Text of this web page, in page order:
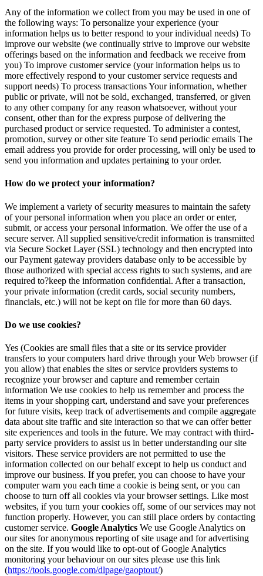
Any of the information we collect from you may be used in one of
the following ways: To personalize your experience (your
information helps us to better respond to your individual needs) To
improve our website (we continually strive to improve our website
offerings based on the information and feedback we receive from
you) To improve customer service (your information helps us to
more effectively respond to your customer service requests and
support needs) To process transactions Your information, whether
public or private, will not be sold, exchanged, transferred, or given
to any other company for any reason whatsoever, without your
consent, other than for the express purpose of delivering the
purchased product or service requested. To administer a contest,
promotion, survey or other site feature To send periodic emails The
email address you provide for order processing, will only be used to
send you information and updates pertaining to your order.
How do we protect your information?
We implement a variety of security measures to maintain the safety
of your personal information when you place an order or enter,
submit, or access your personal information. We offer the use of a
secure server. All supplied sensitive/credit information is transmitted
via Secure Socket Layer (SSL) technology and then encrypted into
our Payment gateway providers database only to be accessible by
those authorized with special access rights to such systems, and are
required to?keep the information confidential. After a transaction,
your private information (credit cards, social security numbers,
financials, etc.) will not be kept on file for more than 60 days.
Do we use cookies?
Yes (Cookies are small files that a site or its service provider
transfers to your computers hard drive through your Web browser (if
you allow) that enables the sites or service providers systems to
recognize your browser and capture and remember certain
information We use cookies to help us remember and process the
items in your shopping cart, understand and save your preferences
for future visits, keep track of advertisements and compile aggregate
data about site traffic and site interaction so that we can offer better
site experiences and tools in the future. We may contract with third-
party service providers to assist us in better understanding our site
visitors. These service providers are not permitted to use the
information collected on our behalf except to help us conduct and
improve our business. If you prefer, you can choose to have your
computer warn you each time a cookie is being sent, or you can
choose to turn off all cookies via your browser settings. Like most
websites, if you turn your cookies off, some of our services may not
function properly. However, you can still place orders by contacting
customer service. Google Analytics We use Google Analytics on
our sites for anonymous reporting of site usage and for advertising
on the site. If you would like to opt-out of Google Analytics
monitoring your behaviour on our sites please use this link
(https://tools.google.com/dlpage/gaoptout/)